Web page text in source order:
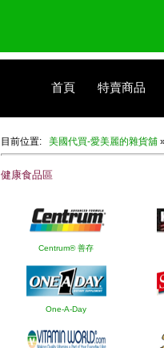
首頁 特賣商品
目前位置: 美國代買-愛美麗的雜貨舖
健康食品區
Centrum® 善存
One-A-Day